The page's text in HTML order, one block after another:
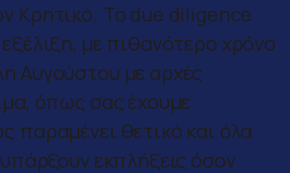
Κρητικό. Το due diligence
με πιθανότερο χρόνο
Αυγούστου με αρχές
όπως σας έχουμε
παραμένει θετικό και όλα
εκπλήξεις όσον